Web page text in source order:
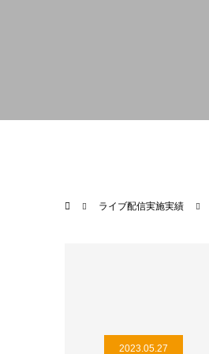
ライブ配信実施実績
2023.05.27